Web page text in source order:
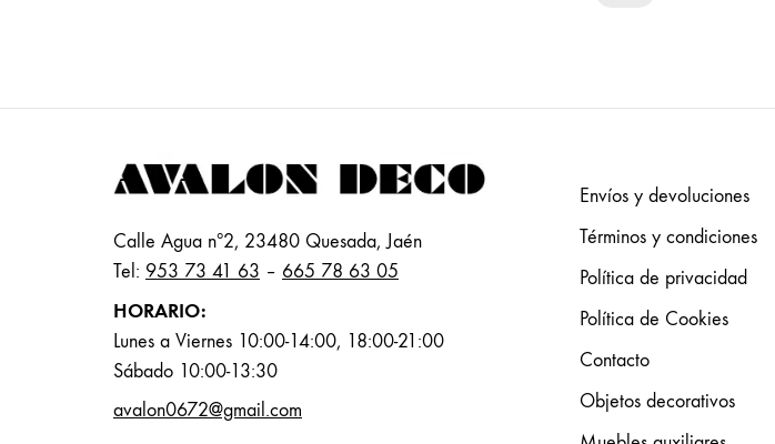
Calle Agua nº2, 23480 Quesada, Jaén
Tel: 953 73 41 63 – 665 78 63 05
HORARIO:
Lunes a Viernes 10:00-14:00, 18:00-21:00
Sábado 10:00-13:30
avalon0672@gmail.com
Envíos y devoluciones
Términos y condiciones
Política de privacidad
Política de Cookies
Contacto
Objetos decorativos